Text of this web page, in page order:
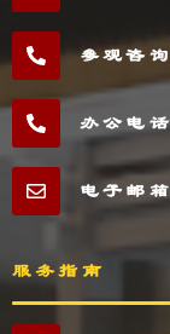
参观咨
办公电
电子邮
服务指南